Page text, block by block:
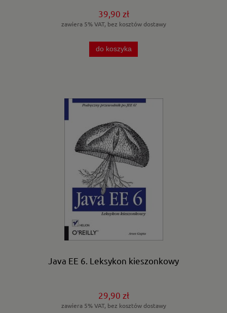
39,90 zł
zawiera 5% VAT, bez kosztów dostawy
do koszyka
Java EE 6. Leksykon kieszonkowy
29,90 zł
zawiera 5% VAT, bez kosztów dostawy